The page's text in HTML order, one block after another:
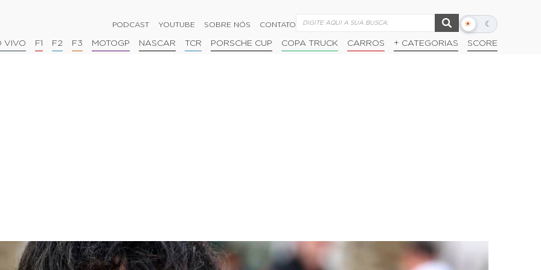
PODCAST YOUTUBE SOBRE NÓS CONTATO ☀ ☾
Alternar
escuro
VIVO F1 F2 F3 MOTOGP NASCAR TCR PORSCHE CUP COPA TRUCK CARROS + CATEGORIAS SCORE